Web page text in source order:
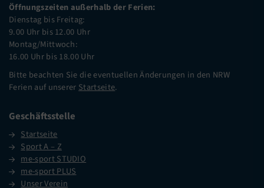
Öffnungszeiten außerhalb der Ferien:
Dienstag bis Freitag:
9.00 Uhr bis 12.00 Uhr
Montag/Mittwoch:
16.00 Uhr bis 18.00 Uhr
Bitte beachten Sie die eventuellen Änderungen in den NRW
Ferien auf unserer Startseite.
Geschäftsstelle
Startseite
Sport A – Z
me-sport STUDIO
me-sport PLUS
Unser Verein